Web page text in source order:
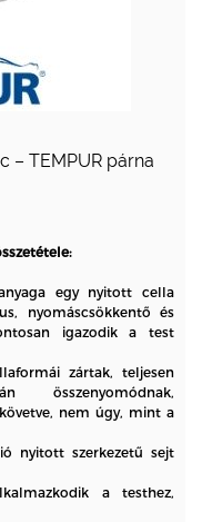
– TEMPUR párna
egy nyitott cella
nyomáscsökkentő és
igazodik a test
zártak, teljesen
összenyomódnak,
nem úgy, mint a
nyitott szerkezetű sejt
a testhez,